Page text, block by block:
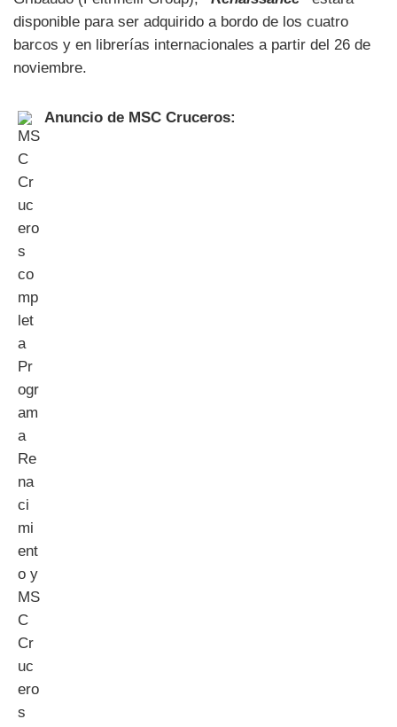
disponible para ser adquirido a bordo de los cuatro
barcos y en librerías internacionales a partir del 26 de
noviembre.
Anuncio de MSC Cruceros: